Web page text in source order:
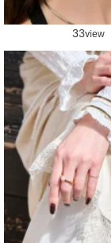
33view